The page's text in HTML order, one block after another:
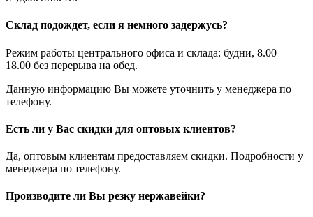
Склад подождет, если я немного задержусь?
Режим работы центрального офиса и склада: будни, 8.00 —
18.00 без перерыва на обед.
Данную информацию Вы можете уточнить у менеджера по
телефону.
Есть ли у Вас скидки для оптовых клиентов?
Да, оптовым клиентам предоставляем скидки. Подробности у
менеджера по телефону.
Производите ли Вы резку нержавейки?